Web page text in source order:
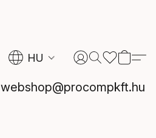
HU
webshop@procompkft.hu